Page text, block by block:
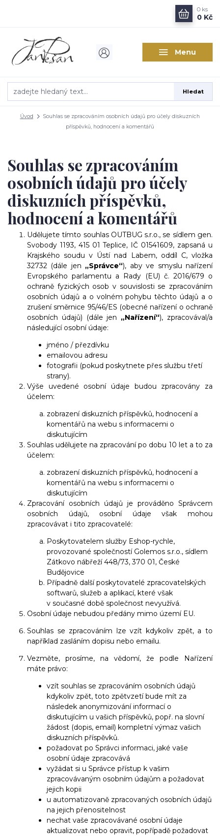
Menu
Hledat
0 ks
0 Kč
Úvod
Souhlas se zpracováním osobních údajů pro účely diskuzních
příspěvků, hodnocení a komentářů
Souhlas se zpracováním
osobních údajů pro účely
diskuzních příspěvků,
hodnocení a komentářů
Udělujete tímto souhlas OUTBUG s.r.o., se sídlem gen.
Svobody 1193, 415 01 Teplice, IČ 01541609, zapsaná u
Krajského soudu v Ústí nad Labem, oddíl C, vložka
32732 (dále jen „Správce“), aby ve smyslu nařízení
Evropského parlamentu a Rady (EU) č. 2016/679 o
ochraně fyzických osob v souvislosti se zpracováním
osobních údajů a o volném pohybu těchto údajů a o
zrušení směrnice 95/46/ES (obecné nařízení o ochraně
osobních údajů) (dále jen „Nařízení“), zpracovával/a
následující osobní údaje:
jméno / přezdívku
emailovou adresu
fotografii (pokud poskytnete přes službu třetí
strany).
Výše uvedené osobní údaje budou zpracovány za
účelem:
zobrazení diskuzních příspěvků, hodnocení a
komentářů na webu s informacemi o
diskutujícím
Souhlas udělujete na zpracování po dobu 10 let a to za
účelem:
zobrazení diskuzních příspěvků, hodnocení a
komentářů na webu s informacemi o
diskutujícím
Zpracování osobních údajů je prováděno Správcem
osobních údajů, osobní údaje však mohou
zpracovávat i tito zpracovatelé:
Poskytovatelem služby Eshop-rychle,
provozované společností Golemos s.r.o., sídlem
Zátkovo nábřeží 448/73, 370 01, České
Budějovice
Případně další poskytovatelé zpracovatelských
softwarů, služeb a aplikací, které však
v současné době společnost nevyužívá.
Osobní údaje nebudou předány mimo území EU.
Souhlas se zpracováním lze vzít kdykoliv zpět, a to
například zasláním dopisu nebo emailu.
Vezměte, prosíme, na vědomí, že podle Nařízení
máte právo:
vzít souhlas se zpracováním osobních údajů
kdykoliv zpět, toto zpětvzetí bude mít za
následek anonymizování informací o
diskutujícím u vašich příspěvků, popř. na slovní
žádost (dopis, email) kompletní výmaz vašich
diskuzních příspěvků.
požadovat po Správci informaci, jaké vaše
osobní údaje zpracovává
vyžádat si u Správce přístup k vašim
zpracovávaným osobním údajům a požadovat
jejich kopii
u automatizovaně zpracovaných osobních údajů
na jejich přenositelnost
nechat vaše zpracovávané osobní údaje
aktualizovat nebo opravit, popřípadě požadovat